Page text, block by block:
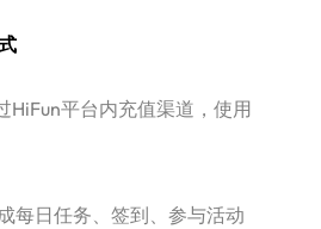
HiFun平台内充值渠道，使用
每日任务、签到、参与活动